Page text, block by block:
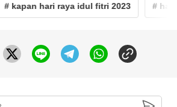
# kapan hari raya idul fitri 2023 # hari